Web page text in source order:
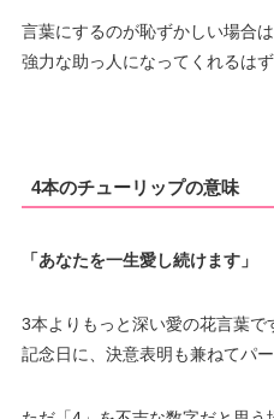
言葉にするのが恥ずかしい場合
強力な助っ人になってくれるはず
4本のチューリップの意味
「あなたを一生愛し続けます」
3本よりもっと深い愛の花言葉
記念日に、決意表明も兼ねてパ